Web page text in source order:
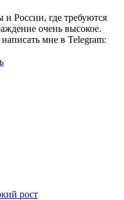
России, где требуются
очень высокое.
мне в Telegram:
рост